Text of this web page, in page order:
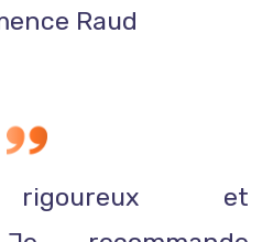
Raud
rigoureux et